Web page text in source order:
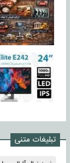
تبلیغات متنی